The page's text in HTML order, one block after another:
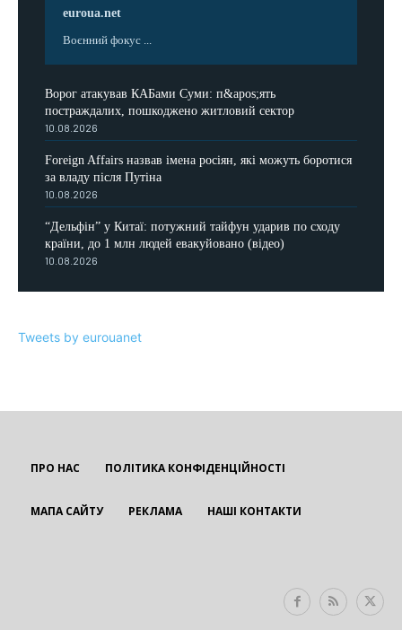
euroua.net
Воєнний фокус ...
Ворог атакував КАБами Суми: п&apos;ять
постраждалих, пошкоджено житловий сектор
10.08.2026
Foreign Affairs назвав імена росіян, які можуть боротися
за владу після Путіна
10.08.2026
“Дельфін” у Китаї: потужний тайфун ударив по сходу
країни, до 1 млн людей евакуйовано (відео)
10.08.2026
Tweets by eurouanet
ПРО НАС ПОЛІТИКА КОНФІДЕНЦІЙНОСТІ
МАПА САЙТУ РЕКЛАМА НАШІ КОНТАКТИ